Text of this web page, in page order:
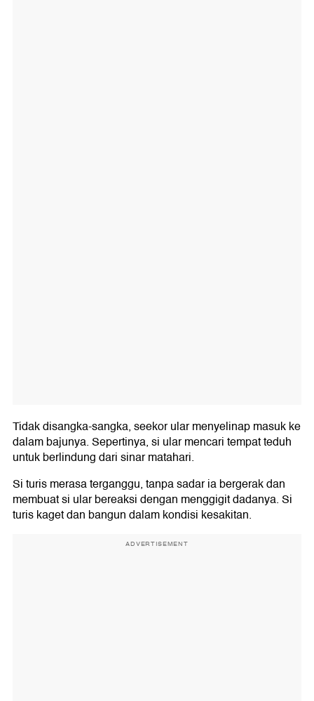
Tidak disangka-sangka, seekor ular menyelinap masuk ke
dalam bajunya. Sepertinya, si ular mencari tempat teduh
untuk berlindung dari sinar matahari.
Si turis merasa terganggu, tanpa sadar ia bergerak dan
membuat si ular bereaksi dengan menggigit dadanya. Si
turis kaget dan bangun dalam kondisi kesakitan.
ADVERTISEMENT